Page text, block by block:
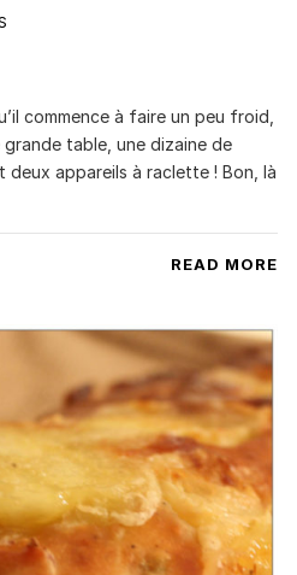
commence à faire un peu froid,
grande table, une dizaine de
appareils à raclette ! Bon, là
READ MORE